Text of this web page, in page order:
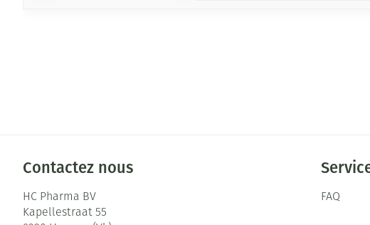
Contactez nous
HC Pharma BV
Kapellestraat 55
FAQ